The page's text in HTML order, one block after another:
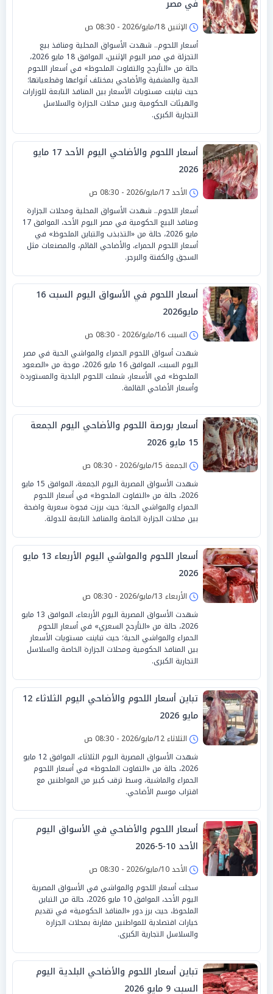
في مصر
الإثنين 18/مايو/2026 - 08:30 ص
أسعار اللحوم.. شهدت الأسواق المحلية ومنافذ بيع
التجزئة في مصر اليوم الإثنين، الموافق 18 مايو 2026،
حالة من «التأرجح والتفاوت الملحوظ» في أسعار اللحوم
الحية والمشفية والأضاحي بمختلف أنواعها وقطعياتها؛
حيث تباينت مستويات الأسعار بين المنافذ التابعة للوزارات
والهيئات الحكومية وبين محلات الجزارة والسلاسل
التجارية الكبرى.
أسعار اللحوم والأضاحي اليوم الأحد 17 مايو
2026
الأحد 17/مايو/2026 - 08:30 ص
أسعار اللحوم.. شهدت الأسواق المحلية ومحلات الجزارة
ومنافذ البيع الحكومية في مصر اليوم الأحد، الموافق 17
مايو 2026، حالة من «التذبذب والتباين الملحوظ» في
أسعار اللحوم الحمراء، والأضاحي القائم، والمصنعات مثل
السجق والكفتة والبرجر.
أسعار اللحوم في الأسواق اليوم السبت 16
مايو2026
السبت 16/مايو/2026 - 08:30 ص
شهدت أسواق اللحوم الحمراء والمواشي الحية في مصر
اليوم السبت، الموافق 16 مايو 2026، موجة من «الصعود
الملحوظ» في الأسعار، شملت اللحوم البلدية والمستوردة
وأسعار الأضاحي القائمة.
أسعار بورصة اللحوم والأضاحي اليوم الجمعة
15 مايو 2026
الجمعة 15/مايو/2026 - 08:30 ص
شهدت الأسواق المصرية اليوم الجمعة، الموافق 15 مايو
2026، حالة من «التفاوت الملحوظ» في أسعار اللحوم
الحمراء والمواشي الحية؛ حيث برزت فجوة سعرية واضحة
بين محلات الجزارة الخاصة والمنافذ التابعة للدولة.
أسعار اللحوم والمواشي اليوم الأربعاء 13 مايو
2026
الأربعاء 13/مايو/2026 - 08:30 ص
شهدت الأسواق المصرية اليوم الأربعاء، الموافق 13 مايو
2026، حالة من «التأرجح السعري» في أسعار اللحوم
الحمراء والمواشي الحية؛ حيث تباينت مستويات الأسعار
بين المنافذ الحكومية ومحلات الجزارة الخاصة والسلاسل
التجارية الكبرى.
تباين أسعار اللحوم والأضاحي اليوم الثلاثاء 12
مايو 2026
الثلاثاء 12/مايو/2026 - 08:30 ص
شهدت الأسواق المصرية اليوم الثلاثاء، الموافق 12 مايو
2026، حالة من «التفاوت الملحوظ» في أسعار اللحوم
الحمراء والماشية، وسط ترقب كبير من المواطنين مع
اقتراب موسم الأضاحي.
أسعار اللحوم والأضاحي في الأسواق اليوم
الأحد 10-5-2026
الأحد 10/مايو/2026 - 08:30 ص
سجلت أسعار اللحوم والمواشي في الأسواق المصرية
اليوم الأحد، الموافق 10 مايو 2026، حالة من التباين
الملحوظ، حيث برز دور «المنافذ الحكومية» في تقديم
خيارات اقتصادية للمواطنين مقارنة بمحلات الجزارة
والسلاسل التجارية الكبرى.
تباين أسعار اللحوم والأضاحي البلدية اليوم
السبت 9 مايو 2026